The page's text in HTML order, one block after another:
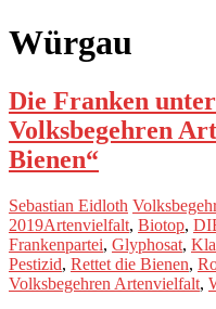
Würgau
Die Franken
Volksbegehren
Bienen“
Sebastian Eidloth
2019Artenvielfalt, Biotop,
Frankenpartei, Glyphosat,
Pestizid, Rettet die Bienen,
Volksbegehren Artenvielfalt,